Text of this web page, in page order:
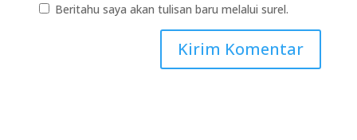
Beritahu saya akan tulisan baru melalui surel.